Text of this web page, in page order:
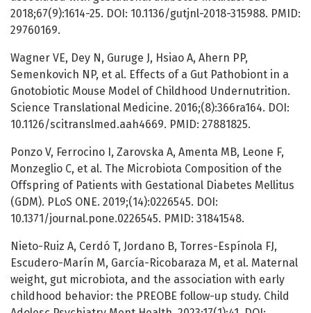
2018;67(9):1614-25. DOI: 10.1136/gutjnl-2018-315988. PMID:
29760169.
Wagner VE, Dey N, Guruge J, Hsiao A, Ahern PP,
Semenkovich NP, et al. Effects of a Gut Pathobiont in a
Gnotobiotic Mouse Model of Childhood Undernutrition.
Science Translational Medicine. 2016;(8):366ra164. DOI:
10.1126/scitranslmed.aah4669. PMID: 27881825.
Ponzo V, Ferrocino I, Zarovska A, Amenta MB, Leone F,
Monzeglio C, et al. The Microbiota Composition of the
Offspring of Patients with Gestational Diabetes Mellitus
(GDM). PLoS ONE. 2019;(14):0226545. DOI:
10.1371/journal.pone.0226545. PMID: 31841548.
Nieto-Ruiz A, Cerdó T, Jordano B, Torres-Espínola FJ,
Escudero-Marín M, García-Ricobaraza M, et al. Maternal
weight, gut microbiota, and the association with early
childhood behavior: the PREOBE follow-up study. Child